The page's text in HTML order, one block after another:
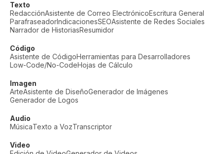
Texto
RedacciónAsistente de Correo ElectrónicoEscritura General
ParafraseadorIndicacionesSEOAsistente de Redes Sociales
Narrador de HistoriasResumidor
Código
Asistente de CódigoHerramientas para Desarrolladores
Low-Code/No-CodeHojas de Cálculo
Imagen
ArteAsistente de DiseñoGenerador de Imágenes
Generador de Logos
Audio
MúsicaTexto a VozTranscriptor
Video